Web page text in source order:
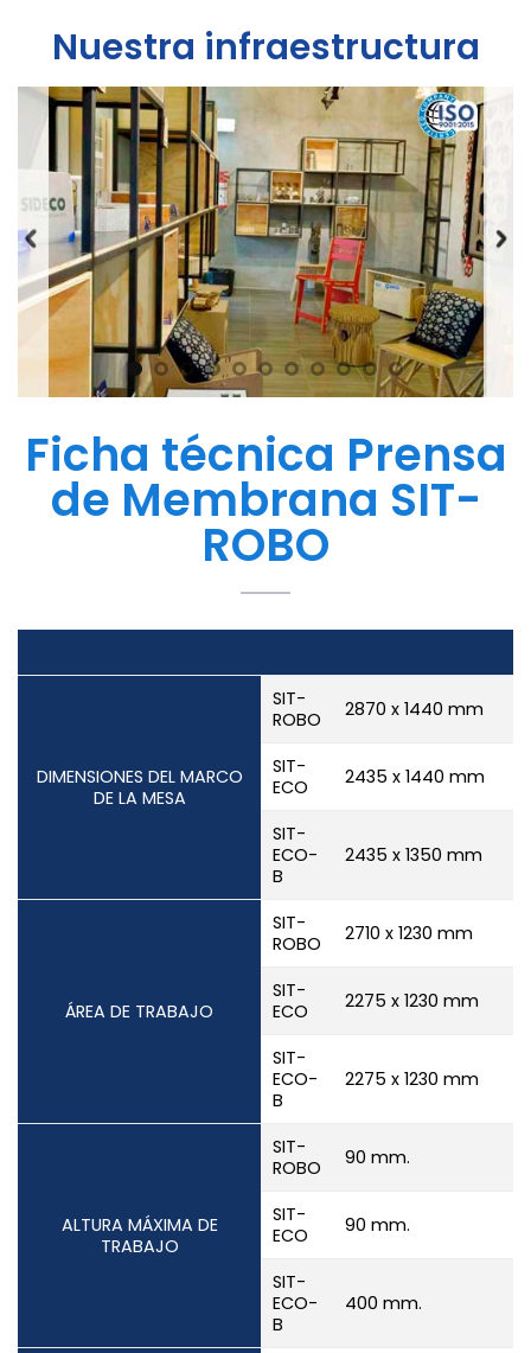
Nuestra infraestructura
Ficha técnica Prensa
de Membrana SIT-
ROBO
DIMENSIONES DEL MARCO
DE LA MESA
SIT-
ROBO
2870 x 1440 mm
SIT-
ECO
2435 x 1440 mm
SIT-
ECO-
B
2435 x 1350 mm
ÁREA DE TRABAJO
SIT-
ROBO
2710 x 1230 mm
SIT-
ECO
2275 x 1230 mm
SIT-
ECO-
B
2275 x 1230 mm
ALTURA MÁXIMA DE
TRABAJO
SIT-
ROBO
90 mm.
SIT-
ECO
90 mm.
SIT-
ECO-
B
400 mm.